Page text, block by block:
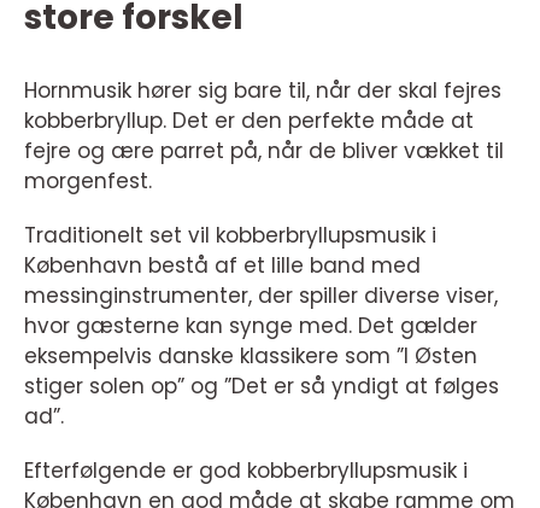
store forskel
Hornmusik hører sig bare til, når der skal fejres
kobberbryllup. Det er den perfekte måde at
fejre og ære parret på, når de bliver vækket til
morgenfest.
Traditionelt set vil kobberbryllupsmusik i
København bestå af et lille band med
messinginstrumenter, der spiller diverse viser,
hvor gæsterne kan synge med. Det gælder
eksempelvis danske klassikere som ”I Østen
stiger solen op” og ”Det er så yndigt at følges
ad”.
Efterfølgende er god kobberbryllupsmusik i
København en god måde at skabe ramme om